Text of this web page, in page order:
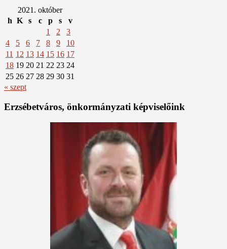
2021. október
h K s c p s
v
1
2
3
4
5 6 7 8 9
10
11 12 13 14 15 16 17
18 19 20 21 22 23 24
25 26 27 28 29 30 31
« szept
Erzsébetváros, önkormányzati képviselőink